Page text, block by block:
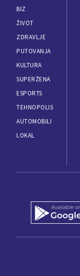
BIZ
ŽIVOT
ZDRAVLJE
PUTOVANJA
KULTURA
SUPERŽENA
ESPORTS
TEHNOPOLIS
AUTOMOBILI
LOKAL